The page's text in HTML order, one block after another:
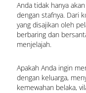
Anda tidak hanya
dengan stafnya. Dari
yang disajikan oleh
berbaring dan
menjelajah.
Apakah Anda ingin
dengan keluarga,
kemewahan belaka,